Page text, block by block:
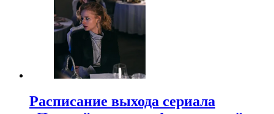
Расписание выхода сериала